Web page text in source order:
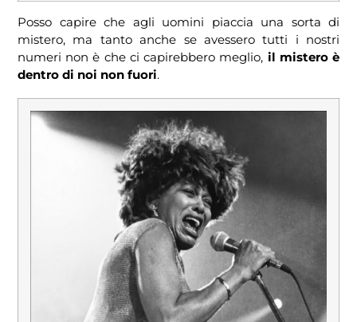
Posso capire che agli uomini piaccia una sorta di
mistero, ma tanto anche se avessero tutti i nostri
numeri non è che ci capirebbero meglio, il mistero è
dentro di noi non fuori.